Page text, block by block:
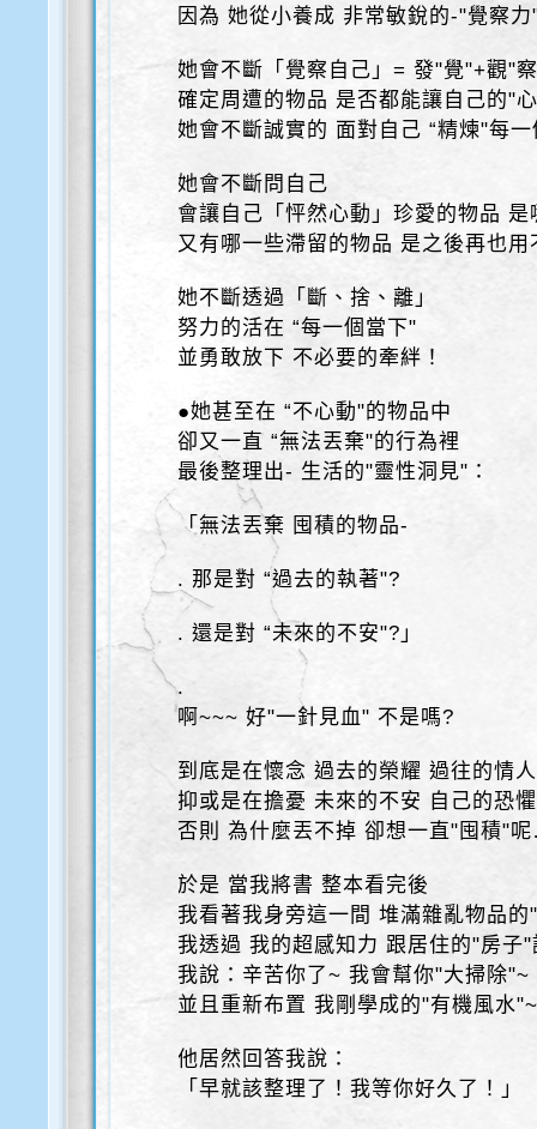
因為 她從小養成 非常敏銳的-"覺察
她會不斷「覺察自己」= 發"覺"+觀"
確定周遭的物品 是否都能讓自己的"
她會不斷誠實的 面對自己 “精煉"每
她會不斷問自己
會讓自己「怦然心動」珍愛的物品 是
又有哪一些滯留的物品 是之後再也用
她不斷透過「斷、捨、離」
努力的活在 “每一個當下"
並勇敢放下 不必要的牽絆！
●她甚至在 “不心動"的物品中
卻又一直 “無法丟棄"的行為裡
最後整理出- 生活的"靈性洞見"：
「無法丟棄 囤積的物品-
. 那是對 “過去的執著"?
. 還是對 “未來的不安"?」
.
啊~~~ 好"一針見血" 不是嗎?
到底是在懷念 過去的榮耀 過往的情
抑或是在擔憂 未來的不安 自己的恐
否則 為什麼丟不掉 卻想一直"囤積"
於是 當我將書 整本看完後
我看著我身旁這一間 堆滿雜亂物品的
我透過 我的超感知力 跟居住的"房子"
我說：辛苦你了~ 我會幫你"大掃除"~
並且重新布置 我剛學成的"有機風水
他居然回答我說：
「早就該整理了！我等你好久了！」